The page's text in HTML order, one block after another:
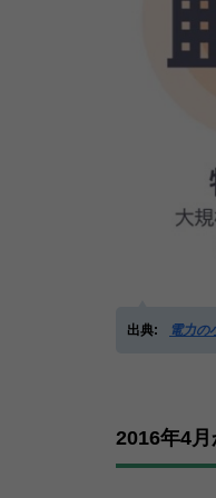
出典: 電力の
2016年4